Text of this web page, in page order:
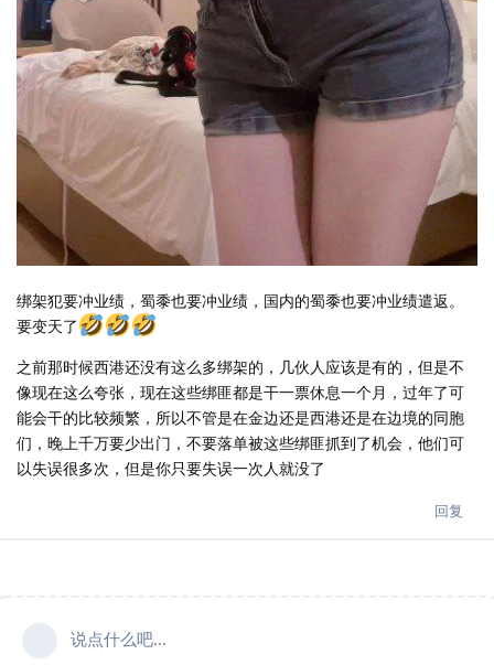
绑架犯要冲业绩，蜀黍也要冲业绩，国内的蜀黍也要冲业绩遣返。
要变天了
之前那时候西港还没有这么多绑架的，几伙人应该是有的，但是不
像现在这么夸张，现在这些绑匪都是干一票休息一个月，过年了可
能会干的比较频繁，所以不管是在金边还是西港还是在边境的同胞
们，晚上千万要少出门，不要落单被这些绑匪抓到了机会，他们可
以失误很多次，但是你只要失误一次人就没了
回复
说点什么吧...